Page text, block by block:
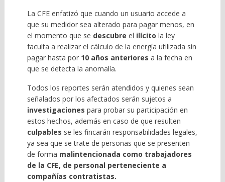
La CFE enfatizó que cuando un usuario accede a
que su medidor sea alterado para pagar menos, en
el momento que se descubre el ilícito la ley
faculta a realizar el cálculo de la energía utilizada sin
pagar hasta por 10 años anteriores a la fecha en
que se detecta la anomalía.
Todos los reportes serán atendidos y quienes sean
señalados por los afectados serán sujetos a
investigaciones para probar su participación en
estos hechos, además en caso de que resulten
culpables se les fincarán responsabilidades legales,
ya sea que se trate de personas que se presenten
de forma malintencionada como trabajadores
de la CFE, de personal perteneciente a
compañías contratistas.